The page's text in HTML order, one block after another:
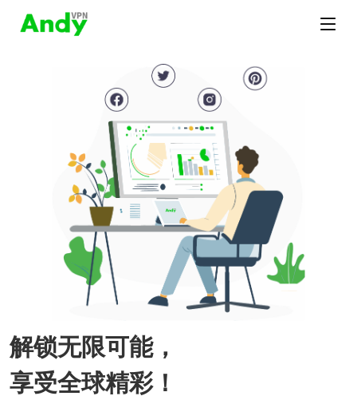
解锁无限可能，
享受全球精彩！